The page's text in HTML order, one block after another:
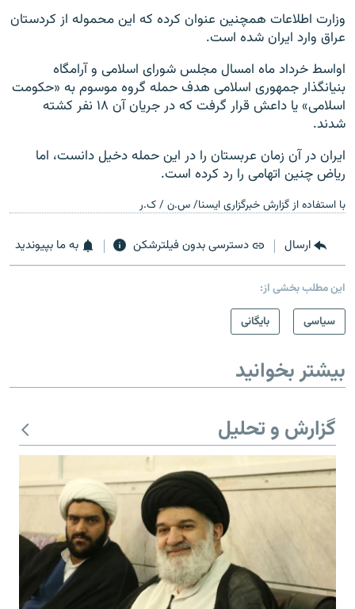
وزارت اطلاعات همچنین عنوان کرده که این محموله از کردستان
عراق وارد ایران شده است.
اواسط خرداد ماه امسال مجلس شورای اسلامی و آرامگاه
بنیانگذار جمهوری اسلامی هدف حمله گروه موسوم به «حکومت
اسلامی» یا داعش قرار گرفت که در جریان آن ۱۸ نفر کشته
شدند.
ایران در آن زمان عربستان را در این حمله دخیل دانست، اما
ریاض چنین اتهامی را رد کرده است.
با استفاده از گزارش خبرگزاری ایسنا/ س.ن / ک.ر
ارسال دسترسی بدون فیلترشکن به ما بپیوندید
این مطلب بخشی از:
سیاسی
بایگانی
بیشتر بخوانید
گزارش و تحلیل